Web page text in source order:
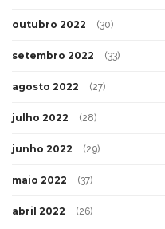
outubro 2022 (30)
setembro 2022 (33)
agosto 2022 (27)
julho 2022 (28)
junho 2022 (29)
maio 2022 (37)
abril 2022 (26)